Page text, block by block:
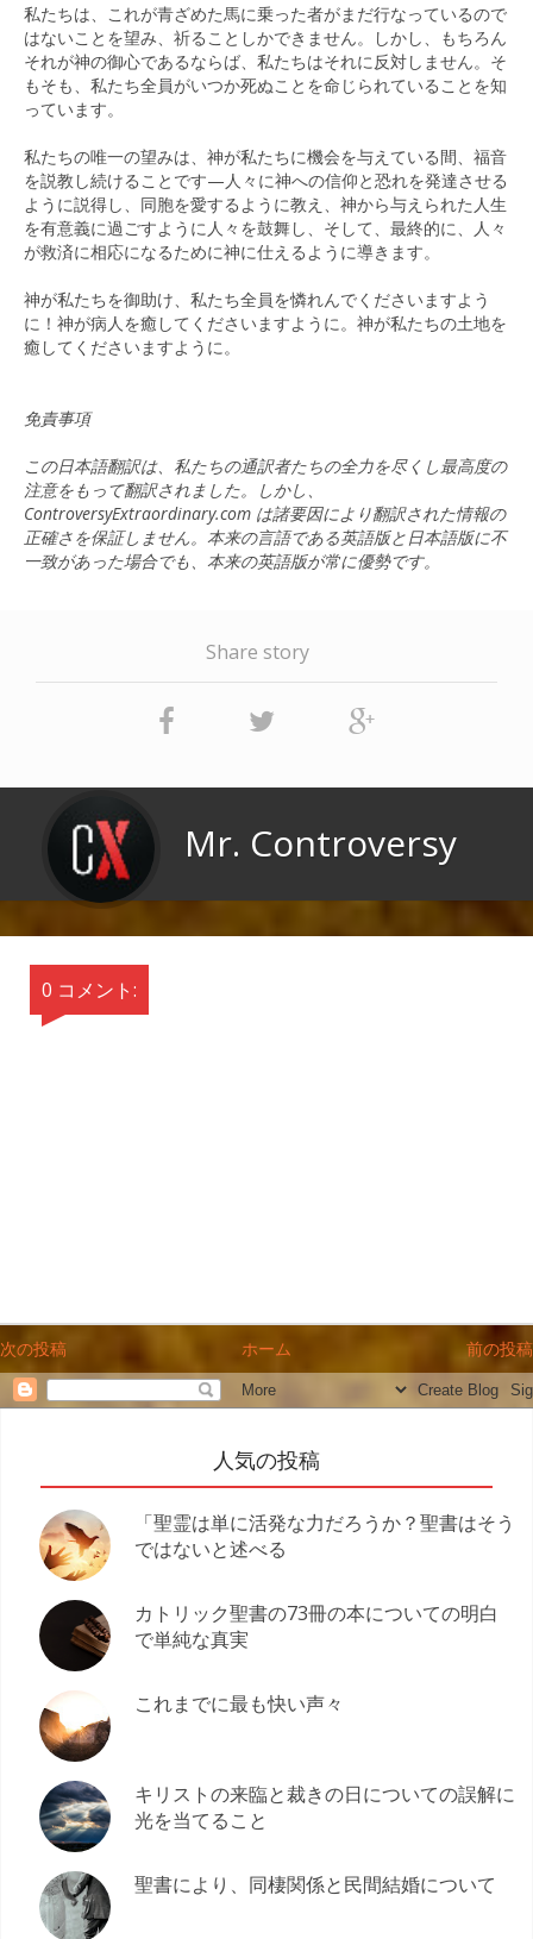
私たちは、これが青ざめた馬に乗った者がまだ行なっているので
はないことを望み、祈ることしかできません。しかし、もちろん
それが神の御心であるならば、私たちはそれに反対しません。そ
もそも、私たち全員がいつか死ぬことを命じられていることを知
っています。
私たちの唯一の望みは、神が私たちに機会を与えている間、福音
を説教し続けることです—人々に神への信仰と恐れを発達させる
ように説得し、同胞を愛するように教え、神から与えられた人生
を有意義に過ごすように人々を鼓舞し、そして、最終的に、人々
が救済に相応になるために神に仕えるように導きます。
神が私たちを御助け、私たち全員を憐れんでくださいますよう
に！神が病人を癒してくださいますように。神が私たちの土地を
癒してくださいますように。
免責事項
この日本語翻訳は、私たちの通訳者たちの全力を尽くし最高度の
注意をもって翻訳されました。しかし、
ControversyExtraordinary.com は諸要因により翻訳された情報の
正確さを保証しません。本来の言語である英語版と日本語版に不
一致があった場合でも、本来の英語版が常に優勢です。
Share story
Mr. Controversy
0 コメント:
次の投稿 ホーム 前の投稿
人気の投稿
「聖霊は単に活発な力だろうか？聖書はそう
ではないと述べる
カトリック聖書の73冊の本についての明白
で単純な真実
これまでに最も快い声々
キリストの来臨と裁きの日についての誤解に
光を当てること
聖書により、同棲関係と民間結婚について